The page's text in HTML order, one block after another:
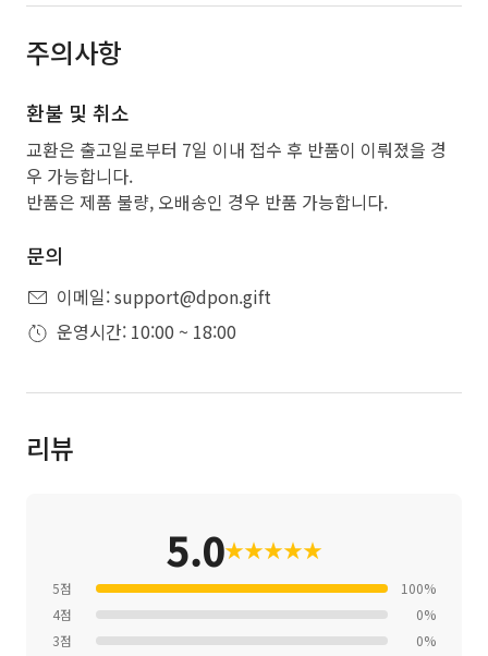
주의사항
환불 및 취소
교환은 출고일로부터 7일 이내 접수 후 반품이 이뤄졌을 경
우 가능합니다.
반품은 제품 불량, 오배송인 경우 반품 가능합니다.
문의
이메일: support@dpon.gift
운영시간: 10:00 ~ 18:00
리뷰
5.0★★★★★
5점
100%
4점
0%
3점
0%